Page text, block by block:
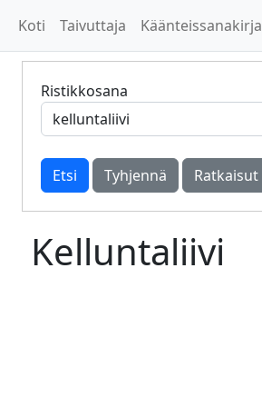
Koti Taivuttaja Käänteissanakirja
Ristikkosana
Tyhjennä
Kelluntaliivi